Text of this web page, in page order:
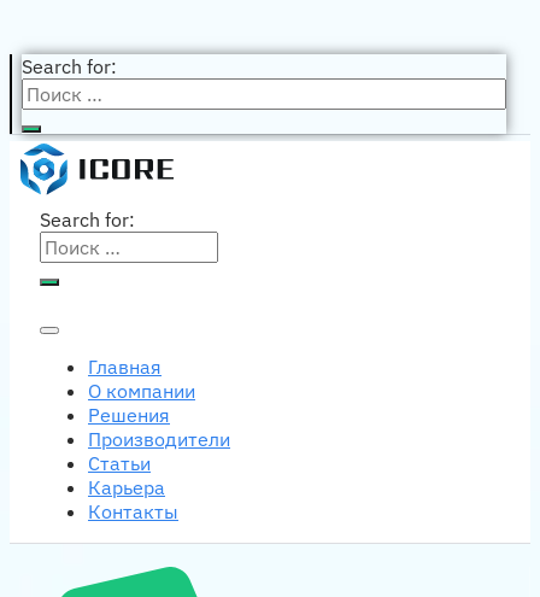
Search for:
Search for:
Главная
О компании
Решения
Производители
Статьи
Карьера
Контакты